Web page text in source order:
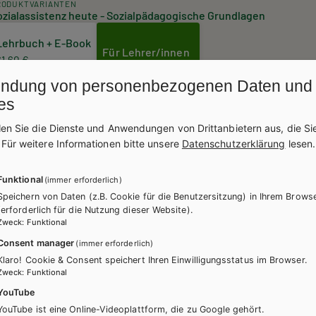
heute - Sozialpädagogische Grundlagen
+ E-Book
€
Für Lehrer/innen
inkl. MwSt., zzgl. Versandkosten | E-Book-Codes sind nur bei Bestellung über die
Inhalt
Unterrichtsvorbereitung leicht gemacht: Die
Zusammenhänge zwischen den Kapiteln der
den Personenkarten des Grundkartensets
schnell und einfach umsetzbare Impulse für
Die Übersicht ist klar strukturiert in
passenden Personenkarten aus dem
bieten Anregungen zum Weiterdenken. Ein
Auffinden von bestimmten Themen. Wer zum
Dieser Titel erscheint im 1. Quartal 2024.
WEITERLESEN
Dieses Werk ist nur für registrierte Lehrer/innen bestellbar.
Bitteanmelden, um zu bestellen.
von personenbezogenen Daten und
Sie die Dienste und Anwendungen von Drittanbietern aus, die
Für weitere Informationen bitte unsere Datenschutzerklärung lesen.
(immer erforderlich)
von Daten (z.B. Cookie für die Benutzersitzung) in Ihrem
für die Nutzung dieser Website).
: Funktional
manager (immer erforderlich)
Cookie & Consent speichert Ihren Einwilligungsstatus im Browser.
: Funktional
ist eine Online-Videoplattform, die zu Google gehört.